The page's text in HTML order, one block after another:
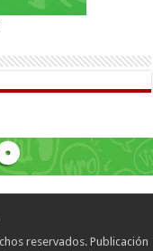
reservados. Publicación